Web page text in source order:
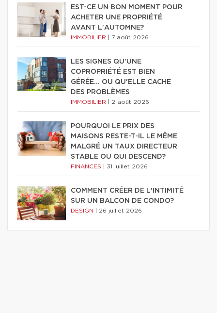
EST-CE UN BON MOMENT POUR
ACHETER UNE PROPRIÉTÉ
AVANT L'AUTOMNE?
IMMOBILIER 7 août 2026
LES SIGNES QU'UNE
COPROPRIÉTÉ EST BIEN
GÉRÉE… OU QU'ELLE CACHE
DES PROBLÈMES
IMMOBILIER 2 août 2026
POURQUOI LE PRIX DES
MAISONS RESTE-T-IL LE MÊME
MALGRÉ UN TAUX DIRECTEUR
STABLE OU QUI DESCEND?
FINANCES 31 juillet 2026
COMMENT CRÉER DE L'INTIMITÉ
SUR UN BALCON DE CONDO?
DESIGN 26 juillet 2026